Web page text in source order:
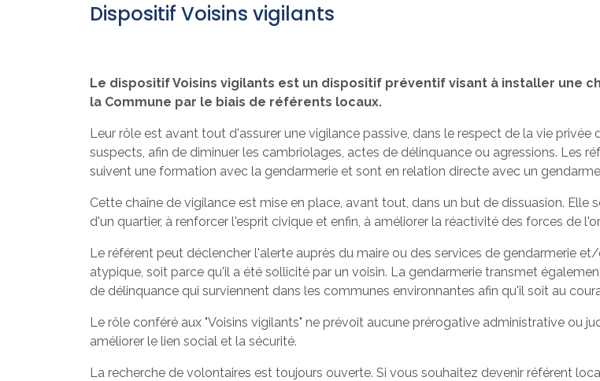
Dispositif Voisins vigilants
Le dispositif Voisins vigilants est un dispositif préventif visant à installer une
la Commune par le biais de référents locaux.
Leur rôle est avant tout d'assurer une vigilance passive, dans le respect de la vie
suspects, afin de diminuer les cambriolages, actes de délinquance ou agressions. Les
suivent une formation avec la gendarmerie et sont en relation directe avec un
Cette chaîne de vigilance est mise en place, avant tout, dans un but de dissuasion. Elle
d'un quartier, à renforcer l'esprit civique et enfin, à améliorer la réactivité des forces de
Le référent peut déclencher l'alerte auprès du maire ou des services de gendarmerie
atypique, soit parce qu'il a été sollicité par un voisin. La gendarmerie transmet
de délinquance qui surviennent dans les communes environnantes afin qu'il soit au
Le rôle conféré aux "Voisins vigilants" ne prévoit aucune prérogative administrative ou
améliorer le lien social et la sécurité.
La recherche de volontaires est toujours ouverte. Si vous souhaitez devenir référent